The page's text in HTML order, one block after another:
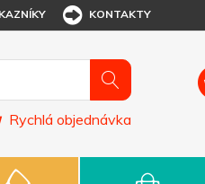
KONTAKTY
Rychlá objednávka